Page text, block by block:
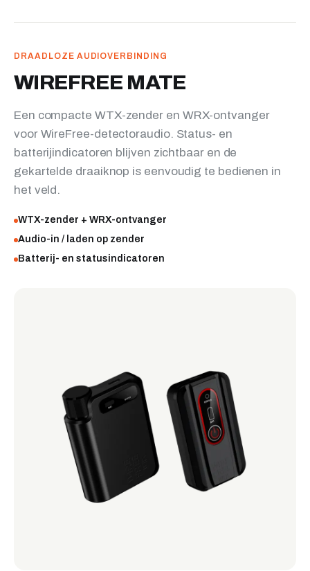
DRAADLOZE AUDIOVERBINDING
WIREFREE MATE
Een compacte WTX-zender en WRX-ontvanger
voor WireFree-detectoraudio. Status- en
batterijindicatoren blijven zichtbaar en de
gekartelde draaiknop is eenvoudig te bedienen in
het veld.
WTX-zender + WRX-ontvanger
Audio-in / laden op zender
Batterij- en statusindicatoren